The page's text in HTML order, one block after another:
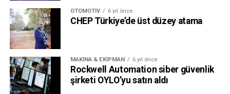
OTOMOTIV 6 yıl önce
CHEP Türkiye’de üst düzey atama
MAKINA & EKIPMAN 6 yıl önce
Rockwell Automation siber güvenlik
şirketi OYLO’yu satın aldı